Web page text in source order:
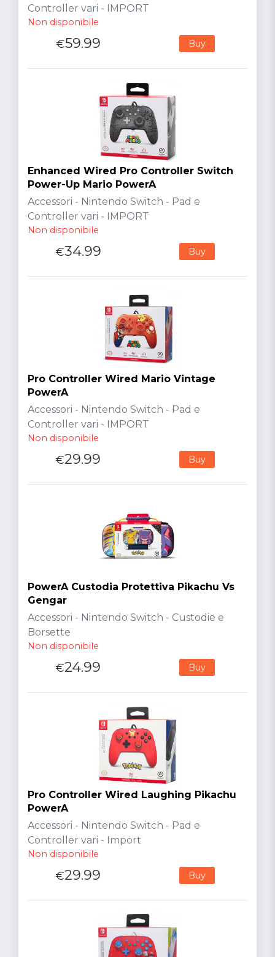
Controller vari - IMPORT
Non disponibile
€59.99 Buy
Enhanced Wired Pro Controller Switch
Power-Up Mario PowerA
Accessori - Nintendo Switch - Pad e
Controller vari - IMPORT
Non disponibile
€34.99 Buy
Pro Controller Wired Mario Vintage
PowerA
Accessori - Nintendo Switch - Pad e
Controller vari - IMPORT
Non disponibile
€29.99 Buy
PowerA Custodia Protettiva Pikachu Vs
Gengar
Accessori - Nintendo Switch - Custodie e
Borsette
Non disponibile
€24.99 Buy
Pro Controller Wired Laughing Pikachu
PowerA
Accessori - Nintendo Switch - Pad e
Controller vari - Import
Non disponibile
€29.99 Buy